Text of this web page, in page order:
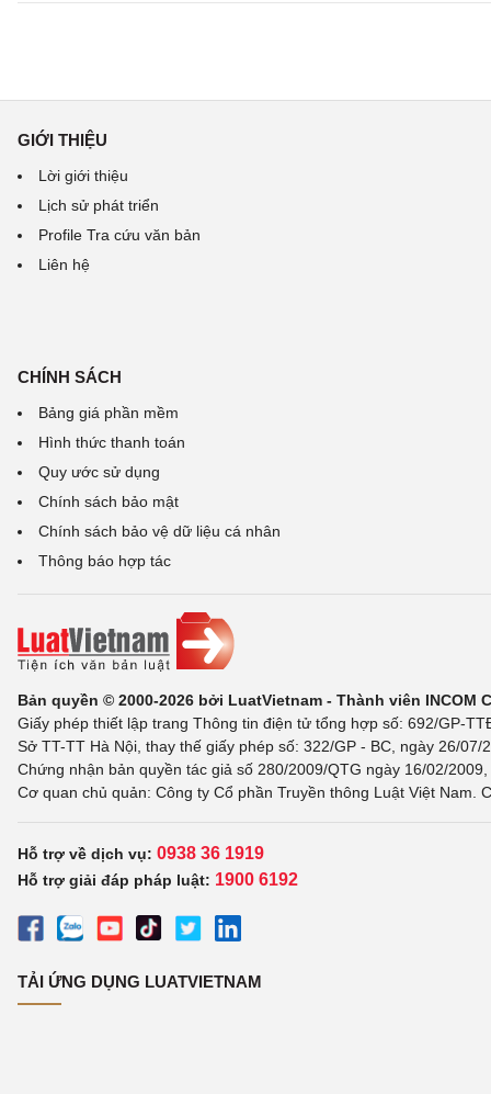
GIỚI THIỆU
Lời giới thiệu
Lịch sử phát triển
Profile Tra cứu văn bản
Liên hệ
CHÍNH SÁCH
Bảng giá phần mềm
Hình thức thanh toán
Quy ước sử dụng
Chính sách bảo mật
Chính sách bảo vệ dữ liệu cá nhân
Thông báo hợp tác
Bản quyền © 2000-2026 bởi LuatVietnam - Thành viên INCOM
Giấy phép thiết lập trang Thông tin điện tử tổng hợp số: 692/GP-
Sở TT-TT Hà Nội, thay thế giấy phép số: 322/GP - BC, ngày 26/
Chứng nhận bản quyền tác giả số 280/2009/QTG ngày 16/02/
Cơ quan chủ quản: Công ty Cổ phần Truyền thông Luật Việt Nam.
Hỗ trợ về dịch vụ: 0938 36 1919
Hỗ trợ giải đáp pháp luật: 1900 6192
TẢI ỨNG DỤNG LUATVIETNAM